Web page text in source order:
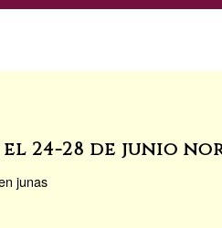
24-28 de junio
junas